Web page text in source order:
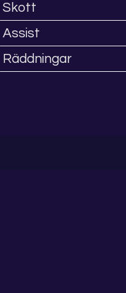
Skott
Assist
Räddningar